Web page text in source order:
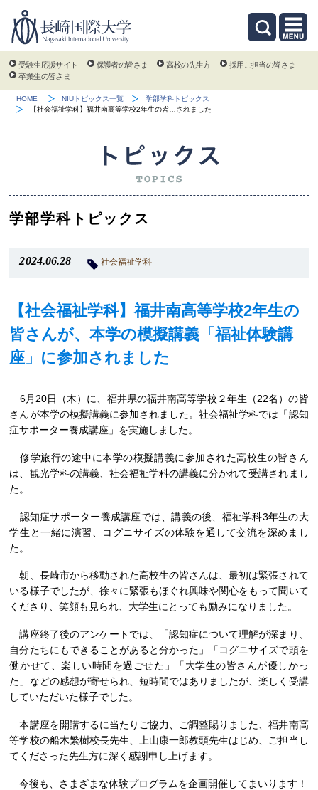
受験生応援サイト 保護者の皆さま 高校の先生方
採用ご担当の皆さま
卒業生の皆さま
HOME NIUトピックス一覧
学部学科トピックス
【社会福祉学科】福井南高等学校2年生の皆…されました
学部学科トピックス
2024.06.28 社会福祉学科
【社会福祉学科】福井南高等学校2年生の
皆さんが、本学の模擬講義「福祉体験講
座」に参加されました
6月20日（木）に、福井県の福井南高等学校２年生（22名）の皆
さんが本学の模擬講義に参加されました。社会福祉学科では「認知
症サポーター養成講座」を実施しました。
修学旅行の途中に本学の模擬講義に参加された高校生の皆さん
は、観光学科の講義、社会福祉学科の講義に分かれて受講されまし
た。
認知症サポーター養成講座では、講義の後、福祉学科3年生の大
学生と一緒に演習、コグニサイズの体験を通して交流を深めまし
た。
朝、長崎市から移動された高校生の皆さんは、最初は緊張されて
いる様子でしたが、徐々に緊張もほぐれ興味や関心をもって聞いて
くださり、笑顔も見られ、大学生にとっても励みになりました。
講座終了後のアンケートでは、「認知症について理解が深まり、
自分たちにもできることがあると分かった」「コグニサイズで頭を
働かせて、楽しい時間を過ごせた」「大学生の皆さんが優しかっ
た」などの感想が寄せられ、短時間ではありましたが、楽しく受講
していただいた様子でした。
本講座を開講するに当たりご協力、ご調整賜りました、福井南高
等学校の船木繁樹校長先生、上山康一郎教頭先生はじめ、ご担当し
てくださった先生方に深く感謝申し上げます。
今後も、さまざまな体験プログラムを企画開催してまいります！